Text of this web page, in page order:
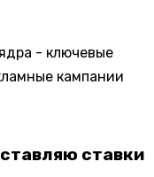
- ключевые
кампании
ставки